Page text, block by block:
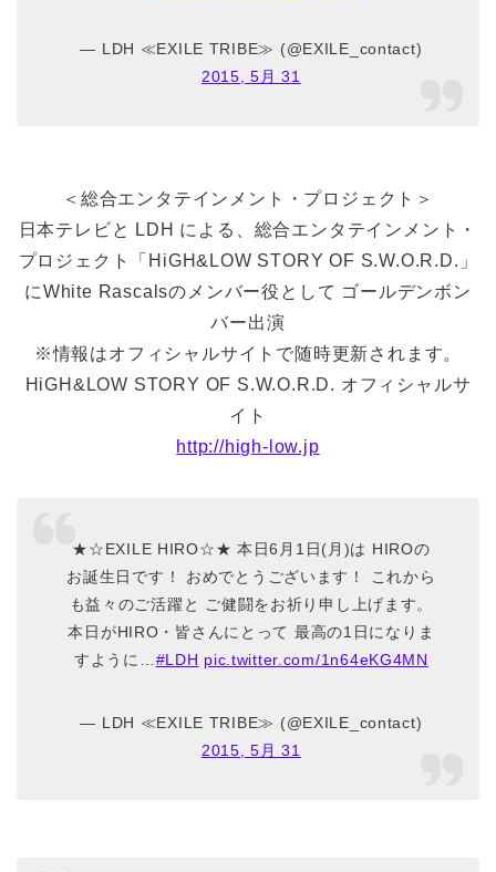
— LDH ≪EXILE TRIBE≫ (@EXILE_contact)
2015, 5月 31
＜総合エンタテインメント・プロジェクト＞
日本テレビと LDH による、総合エンタテインメント・
プロジェクト「HiGH&LOW STORY OF S.W.O.R.D.」
にWhite Rascalsのメンバー役として ゴールデンボン
バー出演
※情報はオフィシャルサイトで随時更新されます。
HiGH&LOW STORY OF S.W.O.R.D. オフィシャルサ
イト
http://high-low.jp
★☆EXILE HIRO☆★ 本日6月1日(月)は HIROの
お誕生日です！ おめでとうございます！ これから
も益々のご活躍と ご健闘をお祈り申し上げます。
本日がHIRO・皆さんにとって 最高の1日になりま
すように…#LDH pic.twitter.com/1n64eKG4MN
— LDH ≪EXILE TRIBE≫ (@EXILE_contact)
2015, 5月 31